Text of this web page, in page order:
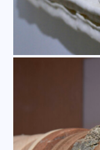
sobre el habla,
ida y vueltauna
torno a la
“Comenzamos a
se esconden en
parece desvelar.